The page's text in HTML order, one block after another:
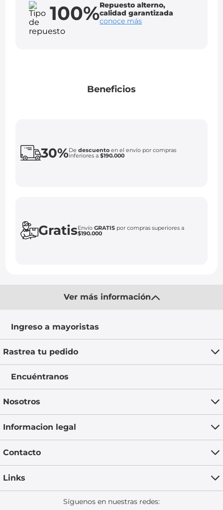
100%Repuesto alterno,
calidad garantizada
conoce más
Beneficios
30%Dedescuento en el envío por compras
inferiores a$190.000
GratisEnvíoGRATIS por compras superiores a
$190.000
Ver más información
Ingreso a mayoristas
Rastrea tu pedido
Encuéntranos
Nosotros
Informacion legal
Contacto
Links
Síguenos en nuestras redes: